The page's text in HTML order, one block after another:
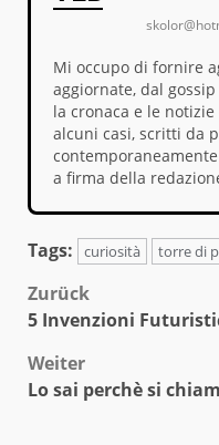
Mi occupo di fornire
aggiornate, dal
la cronaca e le
alcuni casi, scritti da
a firma della
Tags: curiosità torre di
Zurück
5 Invenzioni
Weiter
Lo sai perchè si